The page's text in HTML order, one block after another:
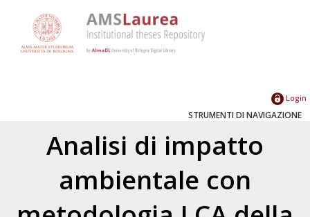
Login
STRUMENTI DI NAVIGAZIONE
Analisi di impatto
ambientale con